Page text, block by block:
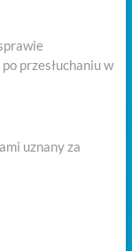
przesłuchaniu w
uznany za